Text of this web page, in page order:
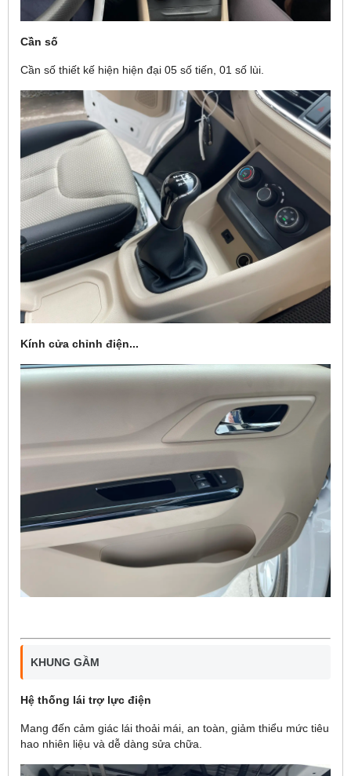
Cần số
Cần số thiết kế hiện hiện đại 05 số tiến, 01 số lùi.
Kính cửa chỉnh điện...
KHUNG GẦM
Hệ thống lái trợ lực điện
Mang đến cảm giác lái thoải mái, an toàn, giảm thiểu mức tiêu
hao nhiên liệu và dễ dàng sửa chữa.